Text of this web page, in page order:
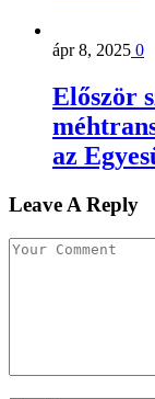
ápr 8, 2025 0
Először
az
Leave A Reply